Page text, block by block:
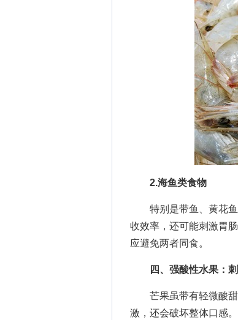
2.海鱼类食物
特别是带鱼、黄花鱼
收效率，还可能刺激胃
应避免两者同食。
四、强酸性水果：
芒果虽带有轻微酸甜
激，还会破坏整体口感。